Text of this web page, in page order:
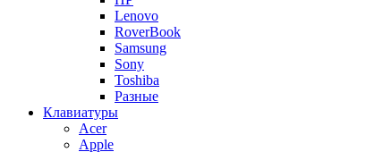
Lenovo
RoverBook
Samsung
Sony
Toshiba
Разные
Клавиатуры
Acer
Apple